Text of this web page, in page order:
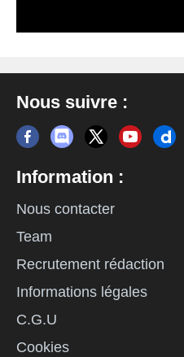
Nous suivre :
Information :
Nous contacter
Team
Recrutement rédaction
Informations légales
C.G.U
Cookies